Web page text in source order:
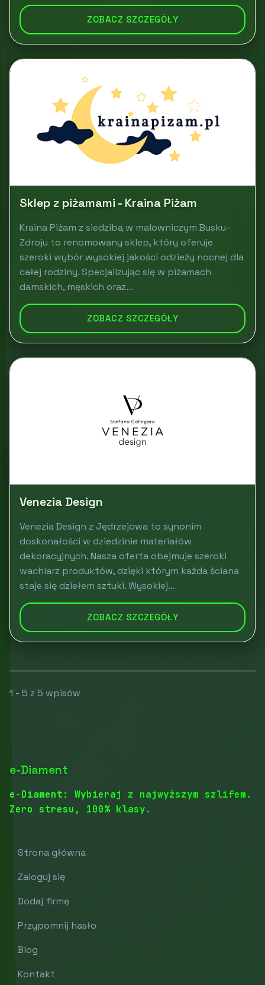
ZOBACZ SZCZEGÓŁY
Sklep z piżamami - Kraina Piżam
Kraina Piżam z siedzibą w malowniczym Busku-
Zdroju to renomowany sklep, który oferuje
szeroki wybór wysokiej jakości odzieży nocnej dla
całej rodziny. Specjalizując się w piżamach
damskich, męskich oraz...
ZOBACZ SZCZEGÓŁY
Venezia Design
Venezia Design z Jędrzejowa to synonim
doskonałości w dziedzinie materiałów
dekoracyjnych. Nasza oferta obejmuje szeroki
wachlarz produktów, dzięki którym każda ściana
staje się dziełem sztuki. Wysokiej...
ZOBACZ SZCZEGÓŁY
1 - 5 z 5 wpisów
e-Diament
e-Diament: Wybieraj z najwyższym szlifem.
Zero stresu, 100% klasy.
Strona główna
Zaloguj się
Dodaj firmę
Przypomnij hasło
Blog
Kontakt